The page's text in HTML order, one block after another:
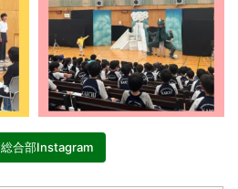
総合部Instagram